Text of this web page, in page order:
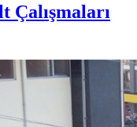
Çalışmaları